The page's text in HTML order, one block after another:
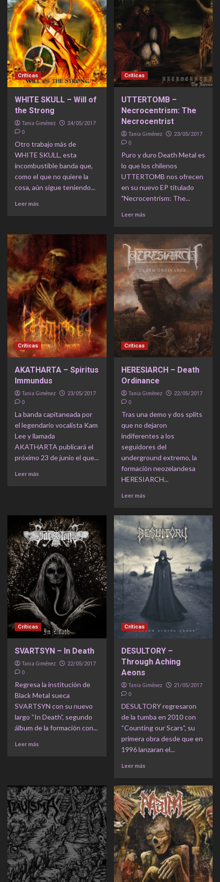
Críticas
WHITE SKULL – Will of
the Strong
Tania Giménez 24/05/2017
0
Otro trabajo más de
WHITE SKULL, esta
incombustible banda que,
como el que no quiere la
cosa, aún sigue teniendo...
Leer más
Críticas
UTTERTOMB –
Necrocentrism: The
Necrocentrist
Tania Giménez 23/05/2017
0
Puro y duro Death Metal es
lo que los chilenos
UTTERTOMB nos ofrecen
en su nuevo EP titulado
"Necrocentrism: The...
Leer más
Críticas
AKATHARTA – Spiritus
Immundus
Tania Giménez 23/05/2017
0
La banda capitaneada por
el legendario vocalista Kam
Lee y llamada
AKATHARTA publicará el
próximo 23 de junio el que...
Leer más
Críticas
HERESIARCH – Death
Ordinance
Tania Giménez 22/05/2017
0
Tras una demo y dos splits
que no dejaron
indiferentes a los
seguidores del
underground extremo, la
formación neozelandesa
HERESIARCH...
Leer más
Críticas
SVARTSYN – In Death
Tania Giménez 22/05/2017
0
Regresa la institución de
Black Metal sueca
SVARTSYN con su nuevo
largo “In Death”, segundo
álbum de la formación con...
Leer más
Críticas
DESULTORY –
Through Aching
Aeons
Tania Giménez 21/05/2017
0
DESULTORY regresaron
de la tumba en 2010 con
“Counting our Scars”, su
primera obra desde que en
1996 lanzaran el...
Leer más